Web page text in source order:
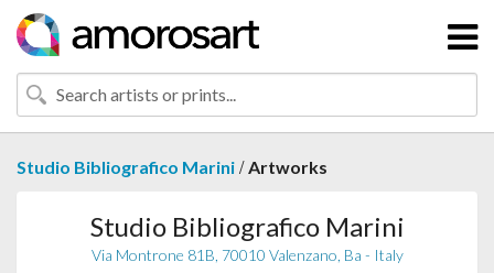
Studio Bibliografico Marini /Artworks
Studio Bibliografico Marini
Via Montrone 81B, 70010 Valenzano, Ba - Italy